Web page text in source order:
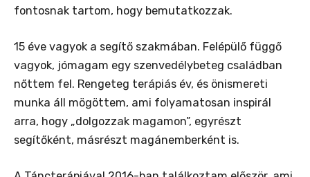
fontosnak tartom, hogy bemutatkozzak.
15 éve vagyok a segítő szakmában. Felépülő függő
vagyok, jómagam egy szenvedélybeteg családban
nőttem fel. Rengeteg terápiás év, és önismereti
munka áll mögöttem, ami folyamatosan inspirál
arra, hogy „dolgozzak magamon”, egyrészt
segítőként, másrészt magánemberként is.